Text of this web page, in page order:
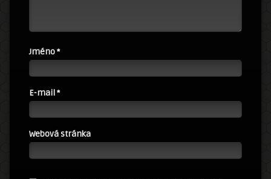
Jméno*
E-mail*
Webová stránka